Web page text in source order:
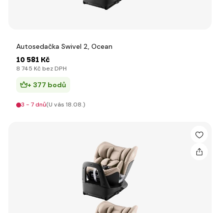
Autosedačka Swivel 2, Ocean
10 581 Kč
8 745 Kč bez DPH
+ 377 bodů
3 - 7 dnů(U vás 18.08.)